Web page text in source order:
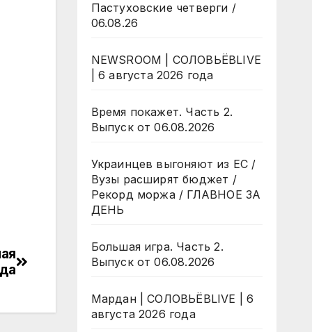
Пастуховские четверги /
06.08.26
NEWSROOM | СОЛОВЬЁВLIVE
| 6 августа 2026 года
Время покажет. Часть 2.
Выпуск от 06.08.2026
Украинцев выгоняют из ЕС /
Вузы расширят бюджет /
Рекорд моржа / ГЛАВНОЕ ЗА
ДЕНЬ
Большая игра. Часть 2.
Выпуск от 06.08.2026
Мардан | СОЛОВЬЁВLIVE | 6
августа 2026 года